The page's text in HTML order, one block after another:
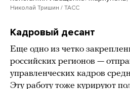
Николай Тришин / ТАСС
Кадровый десант
Еще одно из четко
российских регионов —
управленческих кадров
Эту работу тоже курируют